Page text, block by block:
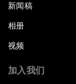
新闻稿
相册
视频
加入我们